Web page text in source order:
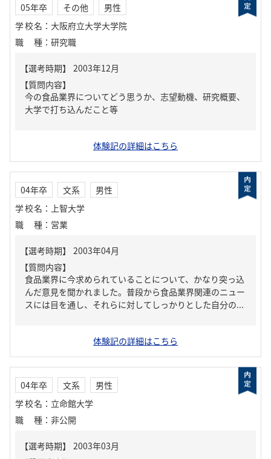
05年卒 その他
男性
学校名 ： 大阪府立大学大学院
職種 ： 研究職
【質問内容】
今の食品業界についてどう思うか、志望動機、研究概要、
大学で打ち込んだこと等
体験記の詳細はこちら
04年卒 文系
男性
学校名 ： 上智大学
職種 ： 営業
【質問内容】
食品業界に今求められていることについて、かなり突っ込
んだ意見を聞かれました。普段から食品業界関連のニュー
スには目を通し、それらに対してしっかりとした自分の...
体験記の詳細はこちら
04年卒 文系
男性
学校名 ： 立命館大学
職種 ： 非公開